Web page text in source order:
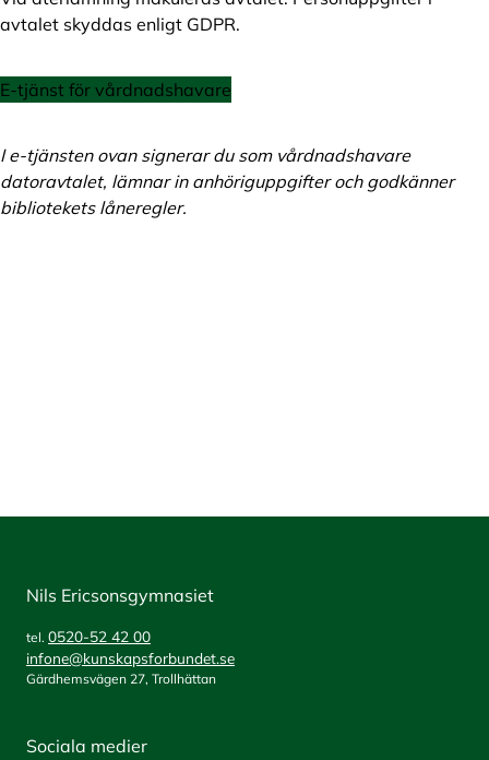
avtalet skyddas enligt GDPR.
E-tjänst för vårdnadshavare
I e-tjänsten ovan signerar du som vårdnadshavare
datoravtalet, lämnar in anhöriguppgifter och godkänner
bibliotekets låneregler.
Nils Ericsonsgymnasiet
tel. 0520-52 42 00
infone@kunskapsforbundet.se
Gärdhemsvägen 27, Trollhättan
Sociala medier